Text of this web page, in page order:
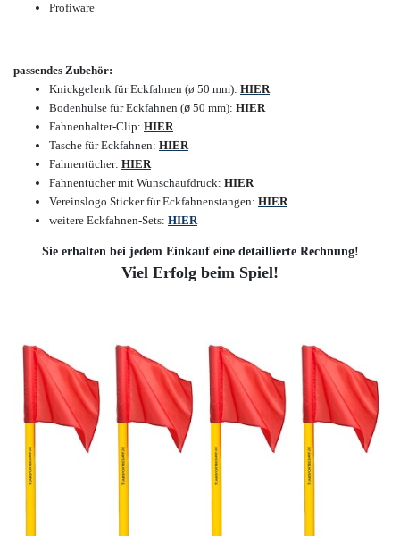
Profiware
passendes Zubehör:
Knickgelenk für Eckfahnen (ø 50 mm): HIER
Bodenhülse für Eckfahnen (ø 50 mm): HIER
Fahnenhalter-Clip: HIER
Tasche für Eckfahnen: HIER
Fahnentücher: HIER
Fahnentücher mit Wunschaufdruck: HIER
Vereinslogo Sticker für Eckfahnenstangen: HIER
weitere Eckfahnen-Sets: HIER
Sie erhalten bei jedem Einkauf eine detaillierte Rechnung!
Viel Erfolg beim Spiel!